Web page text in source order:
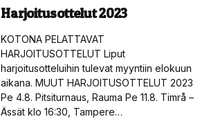
Harjoitusottelut 2023
KOTONA PELATTAVAT
HARJOITUSOTTELUT Liput
harjoitusotteluihin tulevat myyntiin elokuun
aikana. MUUT HARJOITUSOTTELUT 2023
Pe 4.8. Pitsiturnaus, Rauma Pe 11.8. Timrå –
Ässät klo 16:30, Tampere…